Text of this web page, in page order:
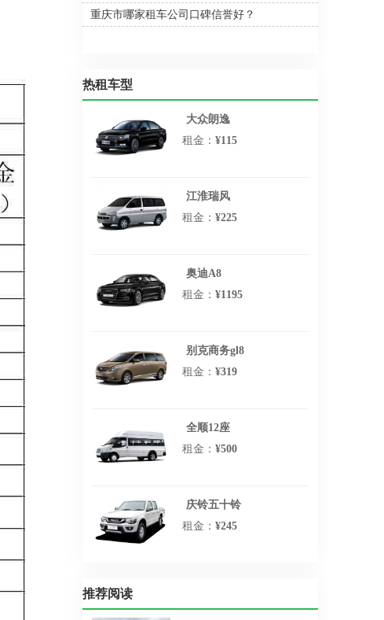
重庆市哪家租车公司口碑信誉好？
热租车型
大众朗逸
租金： ¥115
江淮瑞风
租金： ¥225
奥迪A8
租金： ¥1195
别克商务gl8
租金： ¥319
全顺12座
租金： ¥500
庆铃五十铃
租金： ¥245
推荐阅读